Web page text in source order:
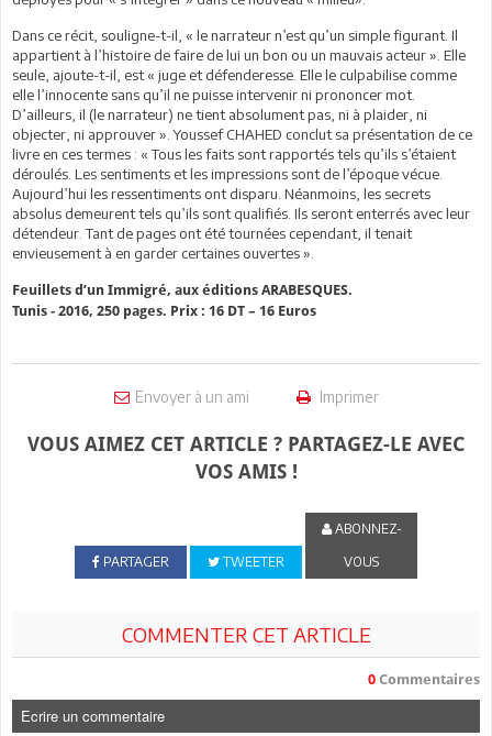
Dans ce récit, souligne-t-il, « le narrateur n’est qu’un simple figurant. Il
appartient à l’histoire de faire de lui un bon ou un mauvais acteur ». Elle
seule, ajoute-t-il, est « juge et défenderesse. Elle le culpabilise comme
elle l’innocente sans qu’il ne puisse intervenir ni prononcer mot.
D’ailleurs, il (le narrateur) ne tient absolument pas, ni à plaider, ni
objecter, ni approuver ». Youssef CHAHED conclut sa présentation de ce
livre en ces termes : « Tous les faits sont rapportés tels qu’ils s’étaient
déroulés. Les sentiments et les impressions sont de l’époque vécue.
Aujourd’hui les ressentiments ont disparu. Néanmoins, les secrets
absolus demeurent tels qu’ils sont qualifiés. Ils seront enterrés avec leur
détendeur. Tant de pages ont été tournées cependant, il tenait
envieusement à en garder certaines ouvertes ».
Feuillets d’un Immigré, aux éditions ARABESQUES.
Tunis - 2016, 250 pages. Prix : 16 DT – 16 Euros
Envoyer à un ami Imprimer
VOUS AIMEZ CET ARTICLE ? PARTAGEZ-LE AVEC
VOS AMIS !
PARTAGER TWEETER
ABONNEZ-
VOUS
COMMENTER CET ARTICLE
0 Commentaires
Ecrire un commentaire